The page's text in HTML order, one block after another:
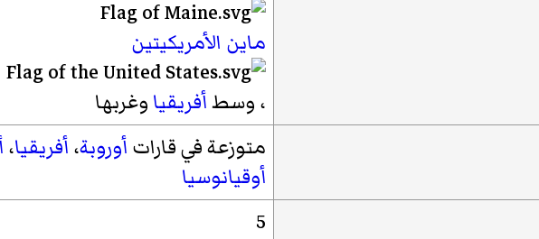
ماين الأمريكيتين
، وسطأفريقيا وغربها
متوزعة في قارات أوروبة، أفريقيا،
أوقيانوسيا
5